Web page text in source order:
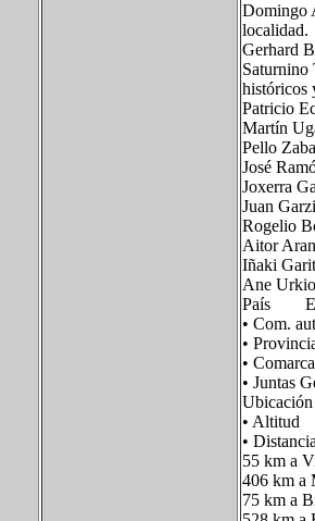
Domingo
localidad.
Gerhard
Saturnino
históricos
Patricio
Martín
Pello
José
Joxerra
Juan
Rogelio
Aitor
Iñaki
Ane
País
• Com.
•
•
• Juntas
•
•
55 km a
406 km a
75 km a